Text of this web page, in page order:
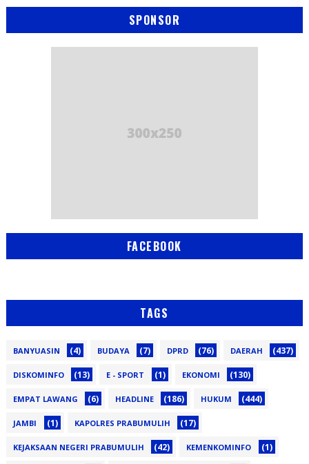
SPONSOR
FACEBOOK
TAGS
BANYUASIN (4) BUDAYA (7) DPRD (76) DAERAH (437)
DISKOMINFO (13) E - SPORT (1) EKONOMI (130)
EMPAT LAWANG (6) HEADLINE (186) HUKUM (444)
JAMBI (1) KAPOLRES PRABUMULIH (17)
KEJAKSAAN NEGERI PRABUMULIH (42) KEMENKOMINFO (1)